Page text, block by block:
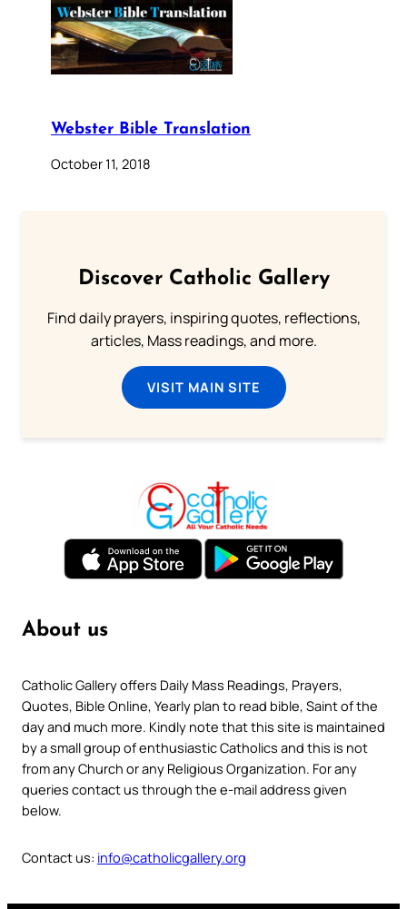
Webster Bible Translation
October 11, 2018
Discover Catholic Gallery
Find daily prayers, inspiring quotes, reflections,
articles, Mass readings, and more.
VISIT MAIN SITE
About us
Catholic Gallery offers Daily Mass Readings, Prayers,
Quotes, Bible Online, Yearly plan to read bible, Saint of the
day and much more. Kindly note that this site is maintained
by a small group of enthusiastic Catholics and this is not
from any Church or any Religious Organization. For any
queries contact us through the e-mail address given
below.
Contact us: info@catholicgallery.org